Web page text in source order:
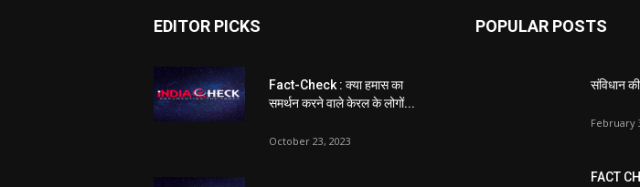
EDITOR PICKS
Fact-Check : क्या हमास का
समर्थन करने वाले केरल के लोगों...
October 23, 2023
POPULAR POSTS
संविधान
February
FACT